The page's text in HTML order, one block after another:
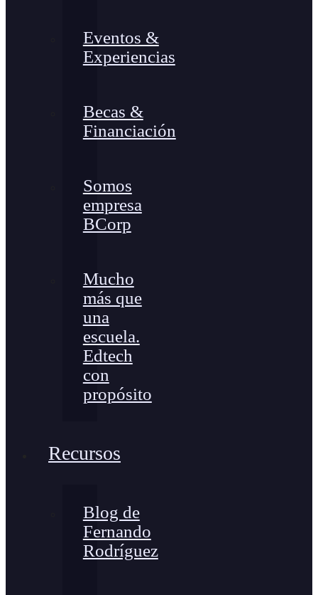
Eventos &
Experiencias
Becas &
Financiación
Somos
empresa
BCorp
Mucho
más que
una
escuela.
Edtech
con
propósito
Recursos
Blog de
Fernando
Rodríguez